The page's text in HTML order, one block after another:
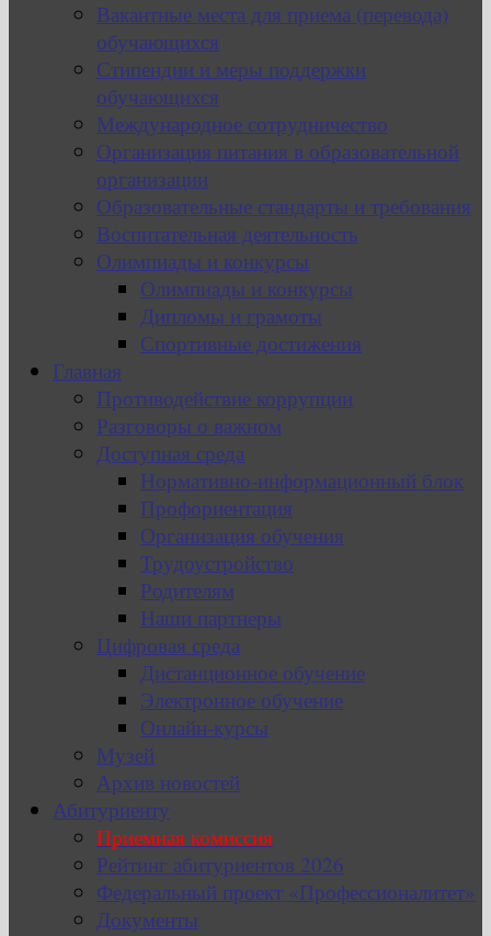
Вакантные места для приема (перевода)
обучающихся
Стипендии и меры поддержки
обучающихся
Международное сотрудничество
Организация питания в образовательной
организации
Образовательные стандарты и требования
Воспитательная деятельность
Олимпиады и конкурсы
Олимпиады и конкурсы
Дипломы и грамоты
Спортивные достижения
Главная
Противодействие коррупции
Разговоры о важном
Доступная среда
Нормативно-информационный блок
Профориентация
Организация обучения
Трудоустройство
Родителям
Наши партнеры
Цифровая среда
Дистанционное обучение
Электронное обучение
Онлайн-курсы
Музей
Архив новостей
Абитуриенту
Приемная комиссия
Рейтинг абитуриентов 2026
Федеральный проект «Профессионалитет»
Документы